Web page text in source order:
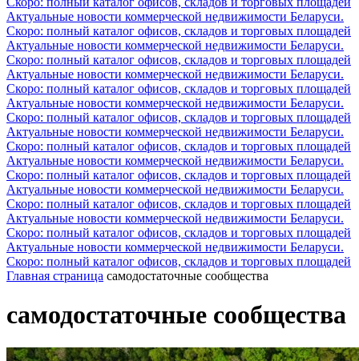
Актуальные новости коммерческой недвижимости Беларуси.
Скоро: полный каталог офисов, складов и торговых площадей
Актуальные новости коммерческой недвижимости Беларуси.
Скоро: полный каталог офисов, складов и торговых площадей
Актуальные новости коммерческой недвижимости Беларуси.
Скоро: полный каталог офисов, складов и торговых площадей
Актуальные новости коммерческой недвижимости Беларуси.
Скоро: полный каталог офисов, складов и торговых площадей
Актуальные новости коммерческой недвижимости Беларуси.
Скоро: полный каталог офисов, складов и торговых площадей
Актуальные новости коммерческой недвижимости Беларуси.
Скоро: полный каталог офисов, складов и торговых площадей
Актуальные новости коммерческой недвижимости Беларуси.
Скоро: полный каталог офисов, складов и торговых площадей
Актуальные новости коммерческой недвижимости Беларуси.
Скоро: полный каталог офисов, складов и торговых площадей
Актуальные новости коммерческой недвижимости Беларуси.
Скоро: полный каталог офисов, складов и торговых площадей
Главная страница самодостаточные сообщества
самодостаточные сообщества